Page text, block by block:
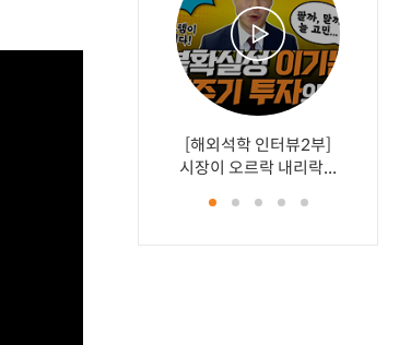
[해외석학 인터뷰2부]
시장이 오르락 내리락...